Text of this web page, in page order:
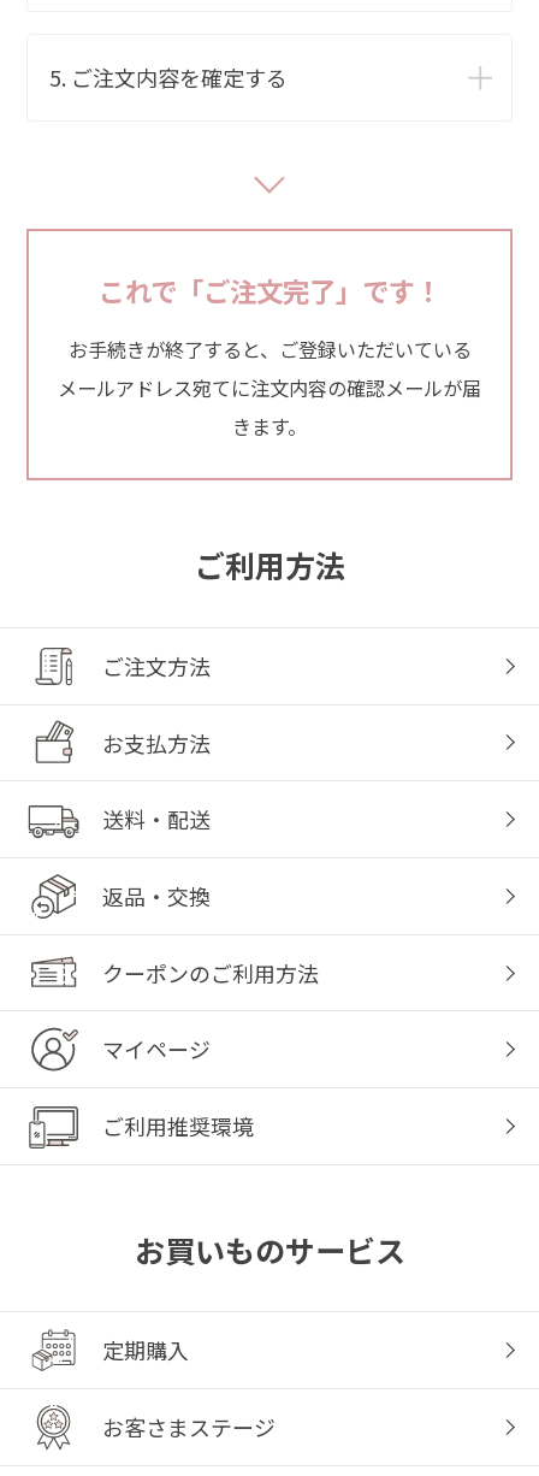
5. ご注文内容を確定する
これで「ご注文完了」です！
お手続きが終了すると、ご登録いただいている
メールアドレス宛てに注文内容の確認メールが届
きます。
ご利用方法
ご注文方法
お支払方法
送料・配送
返品・交換
クーポンのご利用方法
マイページ
ご利用推奨環境
お買いものサービス
定期購入
お客さまステージ